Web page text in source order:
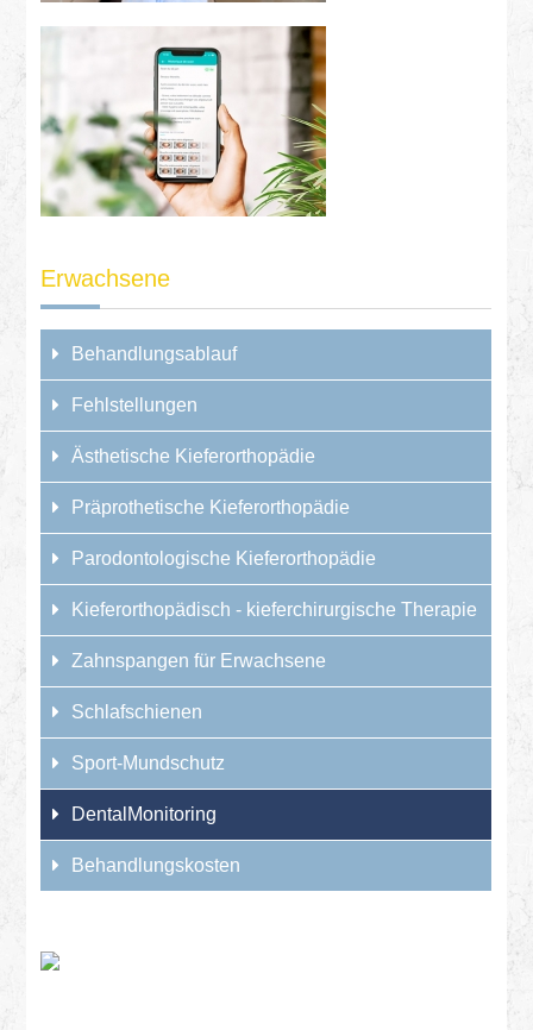
Erwachsene
Behandlungsablauf
Fehlstellungen
Ästhetische Kieferorthopädie
Präprothetische Kieferorthopädie
Parodontologische Kieferorthopädie
Kieferorthopädisch - kieferchirurgische Therapie
Zahnspangen für Erwachsene
Schlafschienen
Sport-Mundschutz
DentalMonitoring
Behandlungskosten